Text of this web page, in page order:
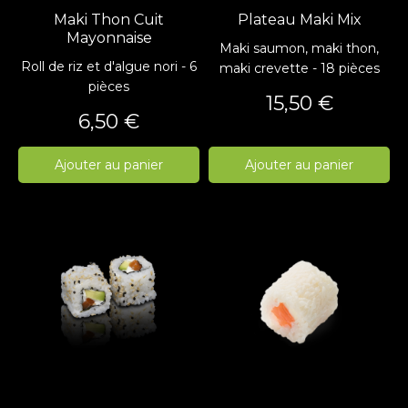
Maki Thon Cuit
Mayonnaise
Roll de riz et d'algue nori - 6
pièces
Prix
6,50 €
Ajouter au panier
Plateau Maki Mix
Maki saumon, maki thon,
maki crevette - 18 pièces
Prix
15,50 €
Ajouter au panier